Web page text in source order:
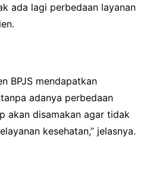
ada lagi perbedaan layanan
BPJS mendapatkan
adanya perbedaan
akan disamakan agar tidak
kesehatan,” jelasnya.